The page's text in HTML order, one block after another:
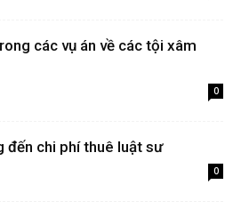
các vụ án về các tội xâm
0
đến chi phí thuê luật sư
0